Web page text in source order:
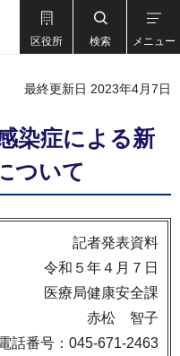
区役所 検索 メニュー
最終更新日 2023年4月7日
染症による新
ついて
記者発表資料
令和５年４月７日
医療局健康安全課
赤松 智子
話番号：045-671-2463